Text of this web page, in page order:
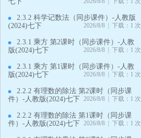
2.3.2 科学记数法（同步课件）-人教版
(2024)七下
2026/8/8 | 下载：1 次
2.3.1 乘方 第2课时（同步课件）-人教
版(2024)七下
2026/8/8 | 下载：1 次
2.3.1 乘方 第1课时（同步课件）-人教
版(2024)七下
2026/8/8 | 下载：1 次
2.2.2 有理数的除法 第2课时（同步课
件）-人教版(2024)七下 2026/8/8 | 下载：1 次
2.2.2 有理数的除法 第1课时（同步课
件）-人教版(2024)七下 2026/8/8 | 下载：1 次